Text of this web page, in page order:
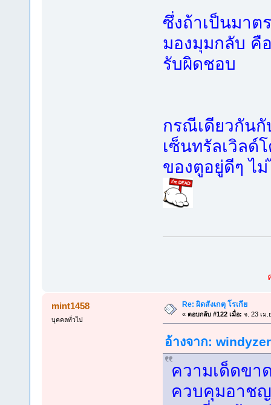
ซึ่งถ้าเป็นมาต
มองมุมกลับ คื
รับผิดชอบ
กรณีเดียวกันกั
เซ็นทรัลเวิลด์
ของตูอยู่ดีๆ ไม่
mint1458
บุคคลทั่วไป
Re: ผิดสังเกตุ โรเกีย
« ตอบกลับ #122 เมื่อ: จ. 23 เม.
อ้างจาก:
ความเด็ดขา
ควบคุมอาชญ